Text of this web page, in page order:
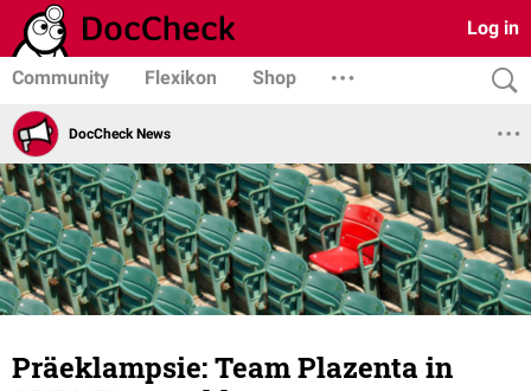
Log in
Community Flexikon Shop
DocCheck News
Präeklampsie: Team Plazenta in